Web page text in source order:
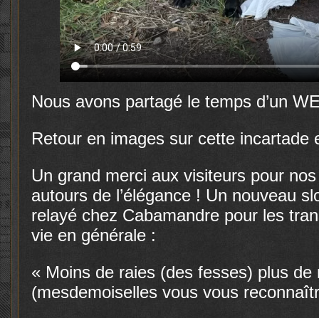
Nous avons partagé le temps d’un
Retour en images sur cette
Un grand merci aux visiteurs pour
autours de l’élégance ! Un nouveau
relayé chez Cabamandre pour les
vie en générale :
« Moins de raies (des fesses) plus
(mesdemoiselles vous vous